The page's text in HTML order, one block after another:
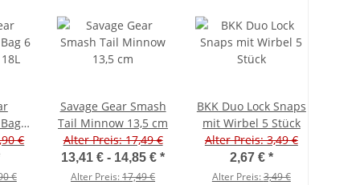
6
€
€
Savage Gear Smash
Tail Minnow 13,5 cm
Alter Preis: 17,49 €
13,41 € - 14,85 €*
Alter Preis:17,49 €
BKK Duo Lock Snaps
mit Wirbel 5 Stück
Alter Preis: 3,49 €
2,67 € *
Alter Preis:3,49 €